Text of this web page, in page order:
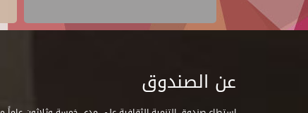
عن الصندوق